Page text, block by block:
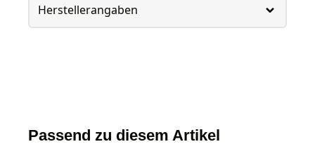
Herstellerangaben
Passend zu diesem Artikel